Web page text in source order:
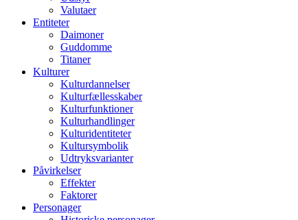
Valutaer
Entiteter
Daimoner
Guddomme
Titaner
Kulturer
Kulturdannelser
Kulturfællesskaber
Kulturfunktioner
Kulturhandlinger
Kulturidentiteter
Kultursymbolik
Udtryksvarianter
Påvirkelser
Effekter
Faktorer
Personager